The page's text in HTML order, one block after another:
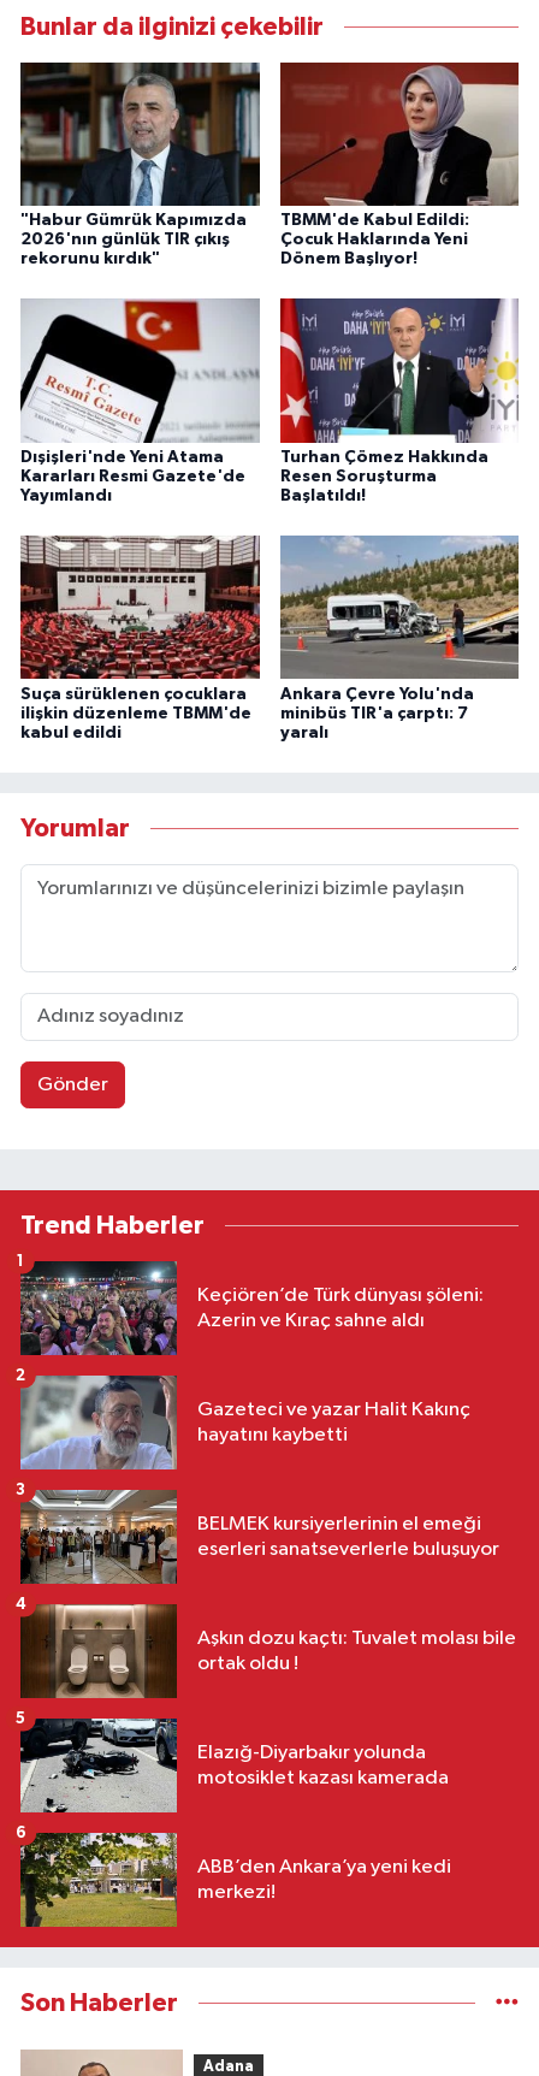
Bunlar da ilginizi çekebilir
"Habur Gümrük Kapımızda
2026'nın günlük TIR çıkış
rekorunu kırdık"
TBMM'de Kabul Edildi:
Çocuk Haklarında Yeni
Dönem Başlıyor!
Dışişleri'nde Yeni Atama
Kararları Resmi Gazete'de
Yayımlandı
Turhan Çömez Hakkında
Resen Soruşturma
Başlatıldı!
Suça sürüklenen çocuklara
ilişkin düzenleme TBMM'de
kabul edildi
Ankara Çevre Yolu'nda
minibüs TIR'a çarptı: 7
yaralı
Yorumlar
Gönder
Trend Haberler
Keçiören’de Türk dünyası şöleni:
Azerin ve Kıraç sahne aldı
1
Gazeteci ve yazar Halit Kakınç
hayatını kaybetti
2
BELMEK kursiyerlerinin el emeği
eserleri sanatseverlerle buluşuyor
3
Aşkın dozu kaçtı: Tuvalet molası bile
ortak oldu !
4
Elazığ-Diyarbakır yolunda
motosiklet kazası kamerada
5
ABB’den Ankara’ya yeni kedi
merkezi!
6
Son Haberler
Adana